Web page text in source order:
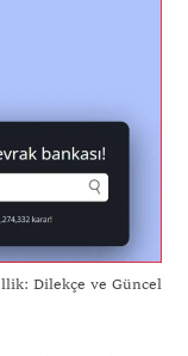
Dilekçe ve Güncel